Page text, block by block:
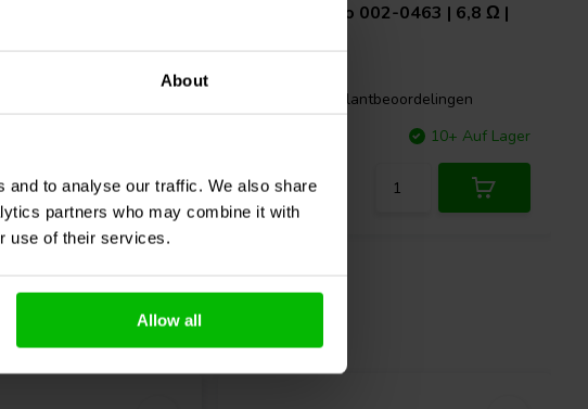
About
and to analyse our traffic. We also share
partners who may combine it with
use of their services.
Allow all
Jantzen Audio 002-0463 | 6,8 Ω |
1 klantbeoordelingen
10+ Auf Lager